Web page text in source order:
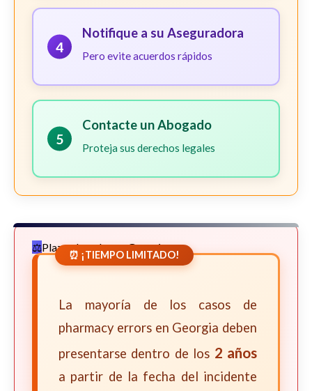
4
Notifique a su Aseguradora
Pero evite acuerdos rápidos
5
Contacte un Abogado
Proteja sus derechos legales
Plazos Legales en Georgia
⏰ ¡TIEMPO LIMITADO!
La mayoría de los casos de
pharmacy errors en Georgia deben
presentarse dentro de los 2 años
a partir de la fecha del incidente